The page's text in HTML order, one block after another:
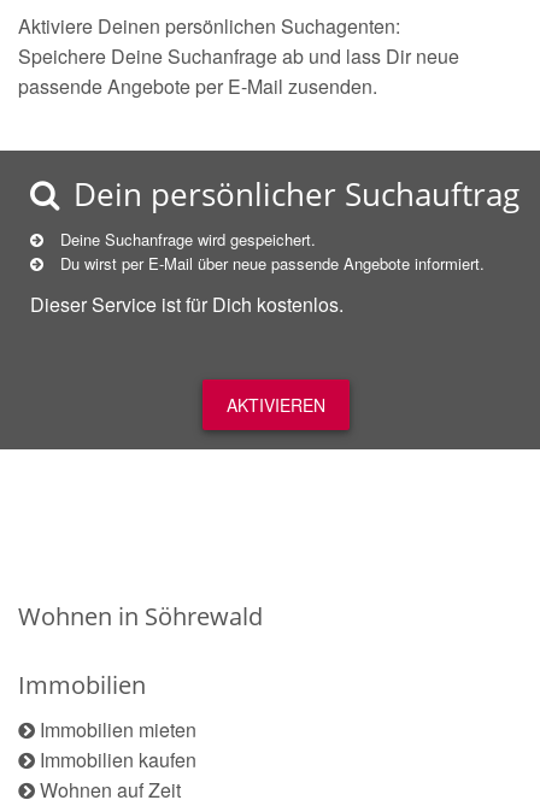
Aktiviere Deinen persönlichen Suchagenten:
Speichere Deine Suchanfrage ab und lass Dir neue
passende Angebote per E-Mail zusenden.
Dein persönlicher Suchauftrag
Deine Suchanfrage wird gespeichert.
Du wirst per E-Mail über neue passende Angebote informiert.
Dieser Service ist für Dich kostenlos.
AKTIVIEREN
Wohnen in Söhrewald
Immobilien
Immobilien mieten
Immobilien kaufen
Wohnen auf Zeit